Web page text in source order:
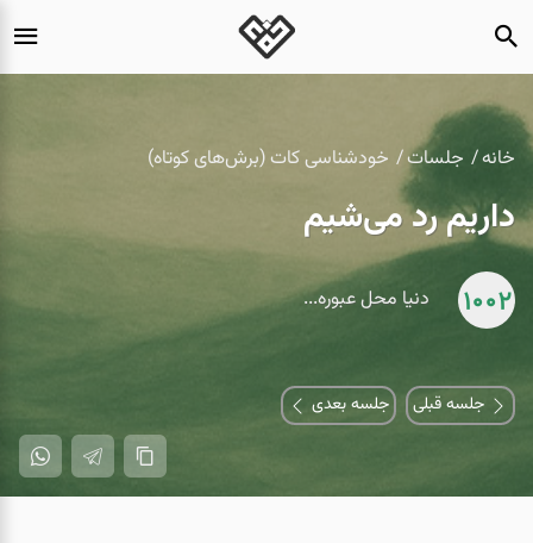
خانه جلسات خودشناسی کات (برش‌های کوتاه)
داریم رد می‌شیم
1002 دنیا محل عبوره...
جلسه قبلی جلسه بعدی